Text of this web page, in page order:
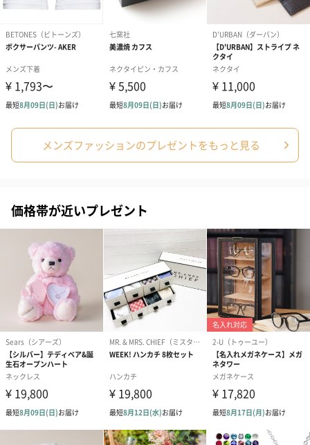
ドレスシャツ
ドレスシャツギフト券が店舗に到着してから、また
は、お引き換えにご来店いただいてから通常当日～7営
業日以内に発送。入荷待ちの場合約3週間～4週間前後
で発送となります。（年末年始、ゴールデンウィーク
や祝日などを挟む場合は、さらにお時間がかかる場合
がございます。何卒ご了承くださいませ。)
お客様へのご
案内
※こちらのギフト券はオーダーシャツお仕立券とは異
なりますのでご注意ください。※こちらのギフト券で
お引替えいただくシャツは、葉山シャツドレスシャツ
通常は布ラッピングにてお届けいたしております。桐
箱ラッピングをご希望のお客様は【桐箱ラッピング有
商品オプション情報
お届けボックスオプション
配送用のダンボールを装飾いたします。お相手のご住所に直接お
送りする際に人気のオプションです。お相手に直接手渡しする場
合は、紙袋との併用もおすすめです。
メンズファッションのプレゼントをもっと見る
価格帯が近いプレゼント